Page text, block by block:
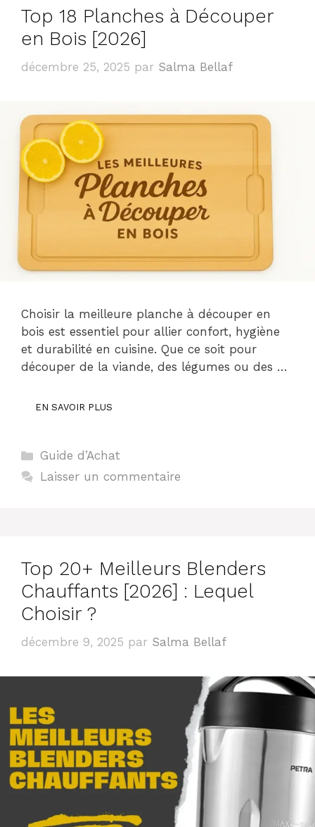
Top 18 Planches à Découper
en Bois [2026]
décembre 25, 2025 par Salma Bellaf
Choisir la meilleure planche à découper en
bois est essentiel pour allier confort, hygiène
et durabilité en cuisine. Que ce soit pour
découper de la viande, des légumes ou des …
EN SAVOIR PLUS
Catégories
Guide d’Achat
Laisser un commentaire
Top 20+ Meilleurs Blenders
Chauffants [2026] : Lequel
Choisir ?
décembre 9, 2025 par Salma Bellaf